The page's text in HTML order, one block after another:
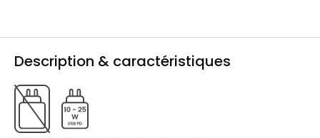
Description & caractéristiques